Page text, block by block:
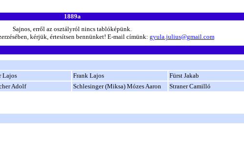
1889a
Sajnos, erről az osztályról nincs tablóképünk.
kérjük, értesítsen bennünket! E-mail címünk: gyula.julius@gmail.com
Lajos Frank Lajos
Fürst Jakab
Adolf Schlesinger (Miksa) Mózes Aaron
Straner Camilló